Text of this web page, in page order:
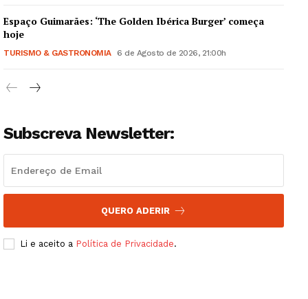
Guimarães, agora!
SUBSCREVA JÁ!
Institucional
Artigos
Edição Digital
Europa
Grande Entrevista
Publicidade
Espaço Guimarães: ‘The Golden Ibérica Burger’ começa
hoje
TURISMO & GASTRONOMIA 6 de Agosto de 2026, 21:00h
Subscreva Newsletter:
QUERO ADERIR
Li e aceito a Política de Privacidade.